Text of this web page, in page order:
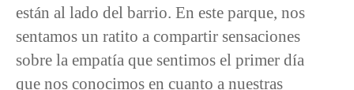
están al lado del barrio. En este parque, nos
sentamos un ratito a compartir sensaciones
sobre la empatía que sentimos el primer día
que nos conocimos en cuanto a nuestras